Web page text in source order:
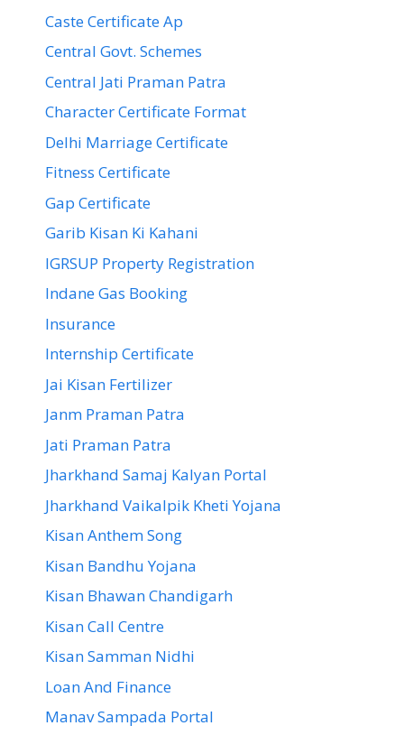
Caste Certificate Ap
Central Govt. Schemes
Central Jati Praman Patra
Character Certificate Format
Delhi Marriage Certificate
Fitness Certificate
Gap Certificate
Garib Kisan Ki Kahani
IGRSUP Property Registration
Indane Gas Booking
Insurance
Internship Certificate
Jai Kisan Fertilizer
Janm Praman Patra
Jati Praman Patra
Jharkhand Samaj Kalyan Portal
Jharkhand Vaikalpik Kheti Yojana
Kisan Anthem Song
Kisan Bandhu Yojana
Kisan Bhawan Chandigarh
Kisan Call Centre
Kisan Samman Nidhi
Loan And Finance
Manav Sampada Portal